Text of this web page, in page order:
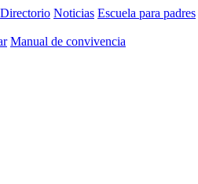
Directorio Noticias Escuela para padres
Manual de convivencia